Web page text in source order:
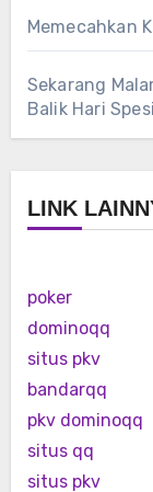
Memecahkan
Sekarang
Balik Hari
LINK
poker
dominoqq
situs pkv
bandarqq
pkv dominoqq
situs qq
situs pkv